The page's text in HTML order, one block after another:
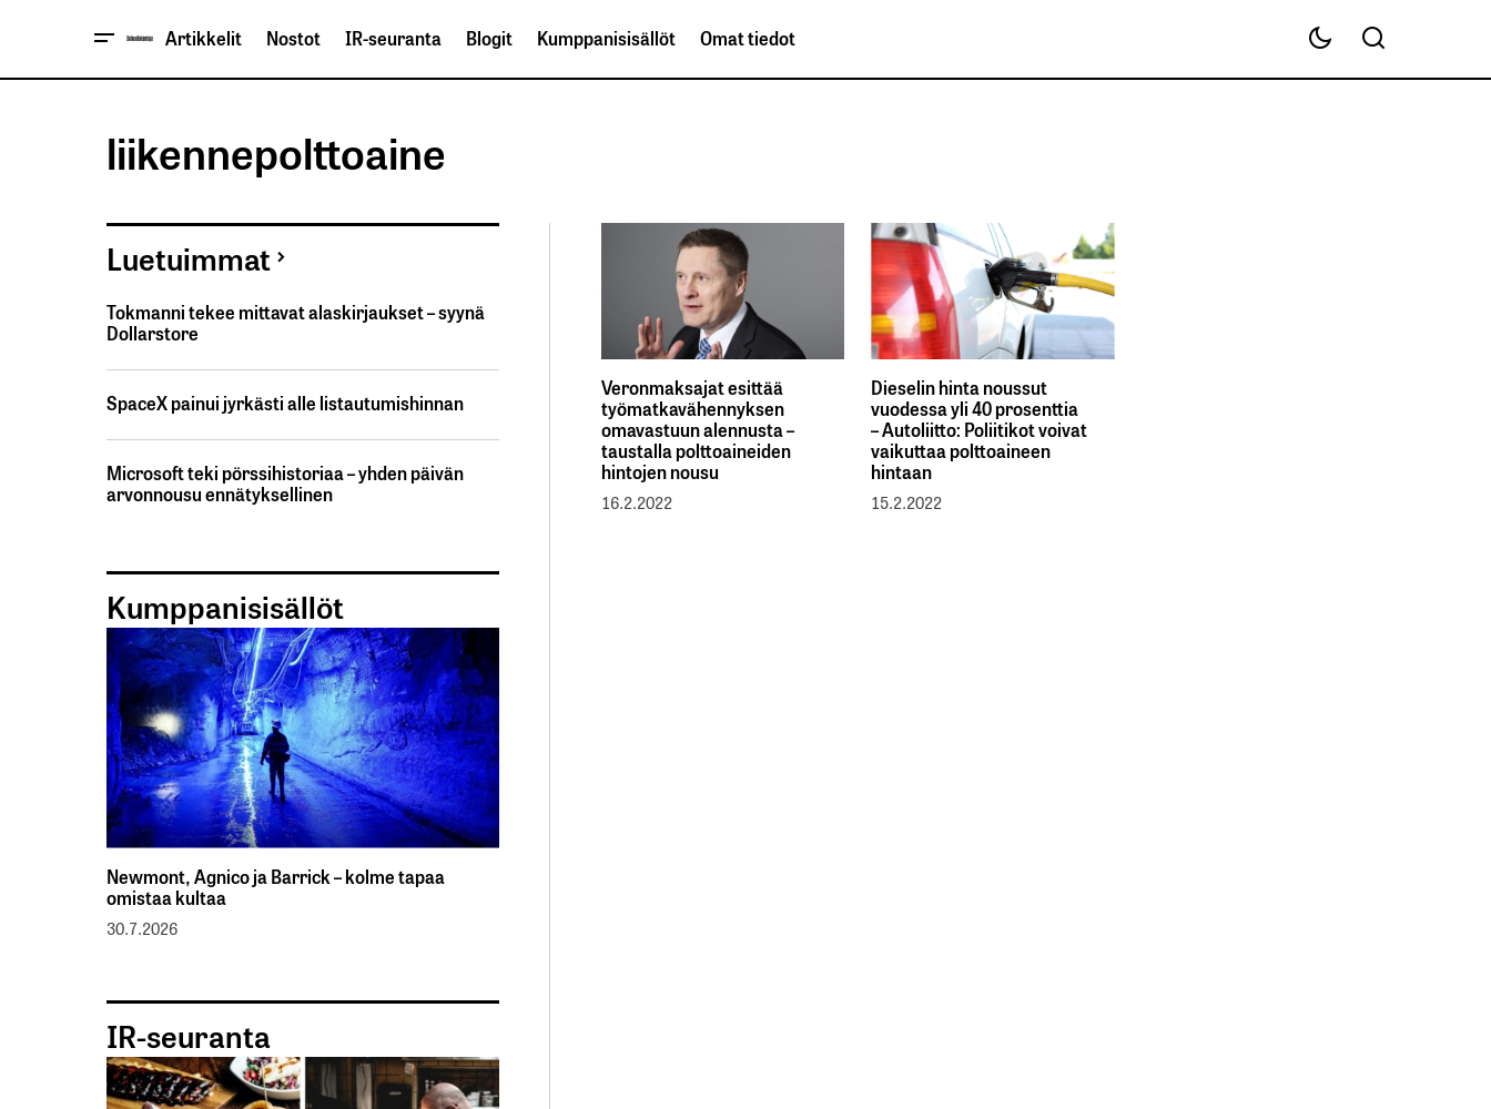
Artikkelit Nostot IR-seuranta Blogit Kumppanisisällöt Omat tiedot
liikennepolttoaine
Veronmaksajat esittää
työmatkavähennyksen
omavastuun alennusta –
taustalla polttoaineiden
hintojen nousu
16.2.2022
Dieselin hinta noussut
vuodessa yli 40 prosenttia
– Autoliitto: Poliitikot voivat
vaikuttaa polttoaineen
hintaan
15.2.2022
Luetuimmat
Tokmanni tekee mittavat alaskirjaukset – syynä
Dollarstore
SpaceX painui jyrkästi alle listautumishinnan
Microsoft teki pörssihistoriaa – yhden päivän
arvonnousu ennätyksellinen
Kumppanisisällöt
Newmont, Agnico ja Barrick – kolme tapaa
omistaa kultaa
30.7.2026
IR-seuranta